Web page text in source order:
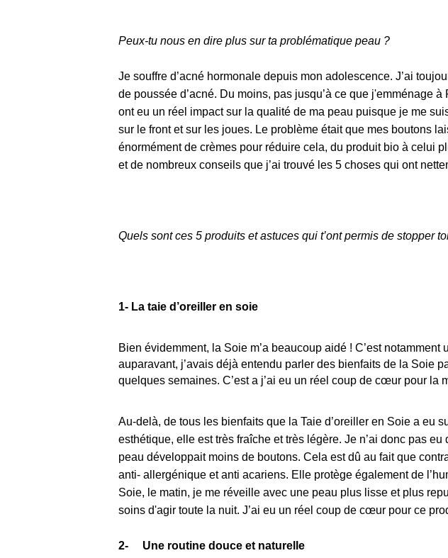
Peux-tu nous en dire plus sur ta problématique peau ?
Je souffre d’acné hormonale depuis mon adolescence. J’ai
de poussée d’acné. Du moins, pas jusqu’à ce que j'emménage
ont eu un réel impact sur la qualité de ma peau puisque je me
sur le front et sur les joues. Le problème était que mes boutons
énormément de crèmes pour réduire cela, du produit bio à celui
et de nombreux conseils que j’ai trouvé les 5 choses qui ont
Quels sont ces 5 produits et astuces qui t’ont permis de stopper
1- La taie d’oreiller en soie
Bien évidemment, la Soie m’a beaucoup aidé ! C’est
auparavant, j’avais déjà entendu parler des bienfaits de la Soie
quelques semaines. C’est a j’ai eu un réel coup de cœur pour la
Au-delà, de tous les bienfaits que la Taie d’oreiller en Soiea eu
esthétique, elle est très fraîche et très légère. Je n’ai donc pas
peau développait moins de boutons. Cela est dû au fait que
anti- allergénique et anti acariens. Elle protège également de
Soie, le matin, je me réveille avec une peau plus lisse et plus
soins d'agir toute la nuit. J’ai eu un réel coup de cœur pour ce
2- Une routine douce et naturelle